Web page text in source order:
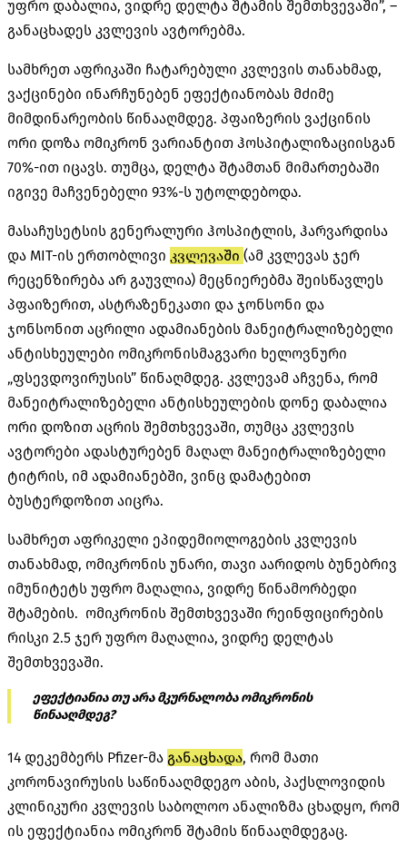
უფრო დაბალია, ვიდრე დელტა შტამის შემთხვევაში”, –
განაცხადეს კვლევის ავტორებმა.
სამხრეთ აფრიკაში ჩატარებული კვლევის თანახმად,
ვაქცინები ინარჩუნებენ ეფექტიანობას მძიმე
მიმდინარეობის წინააღმდეგ. პფაიზერის ვაქცინის
ორი დოზა ომიკრონ ვარიანტით ჰოსპიტალიზაციისგან
70%-ით იცავს. თუმცა, დელტა შტამთან მიმართებაში
იგივე მაჩვენებელი 93%-ს უტოლდებოდა.
მასაჩუსეტსის გენერალური ჰოსპიტლის, ჰარვარდისა
და MIT-ის ერთობლივი კვლევაში (ამ კვლევას ჯერ
რეცენზირება არ გაუვლია) მეცნიერებმა შეისწავლეს
პფაიზერით, ასტრაზენეკათი და ჯონსონი და
ჯონსონით აცრილი ადამიანების მანეიტრალიზებელი
ანტისხეულები ომიკრონისმაგვარი ხელოვნური
„ფსევდოვირუსის” წინაღმდეგ. კვლევამ აჩვენა, რომ
მანეიტრალიზებელი ანტისხეულების დონე დაბალია
ორი დოზით აცრის შემთხვევაში, თუმცა კვლევის
ავტორები ადასტურებენ მაღალ მანეიტრალიზებელი
ტიტრის, იმ ადამიანებში, ვინც დამატებით
ბუსტერდოზით აიცრა.
სამხრეთ აფრიკელი ეპიდემიოლოგების კვლევის
თანახმად, ომიკრონის უნარი, თავი აარიდოს ბუნებრივ
იმუნიტეტს უფრო მაღალია, ვიდრე წინამორბედი
შტამების. ომიკრონის შემთხვევაში რეინფიცირების
რისკი 2.5 ჯერ უფრო მაღალია, ვიდრე დელტას
შემთხვევაში.
ეფექტიანია თუ არა მკურნალობა ომიკრონის
წინააღმდეგ?
14 დეკემბერს Pfizer-მა განაცხადა, რომ მათი
კორონავირუსის საწინააღმდეგო აბის, პაქსლოვიდის
კლინიკური კვლევის საბოლოო ანალიზმა ცხადყო, რომ
ის ეფექტიანია ომიკრონ შტამის წინააღმდეგაც.